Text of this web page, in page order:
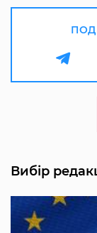
Вибір